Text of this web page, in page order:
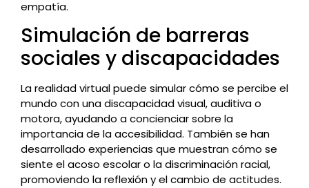
empatía.
Simulación de barreras
sociales y discapacidades
La realidad virtual puede simular cómo se percibe el
mundo con una discapacidad visual, auditiva o
motora, ayudando a concienciar sobre la
importancia de la accesibilidad. También se han
desarrollado experiencias que muestran cómo se
siente el acoso escolar o la discriminación racial,
promoviendo la reflexión y el cambio de actitudes.